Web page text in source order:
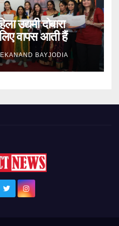
उद्यमी दोबारा
वापस आती हैं
BAYJODIA